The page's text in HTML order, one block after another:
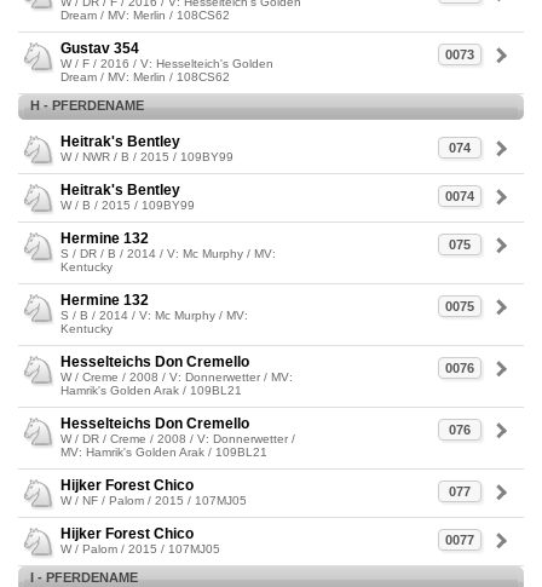
Dream / MV: Merlin / 108CS62
0073
Gustav 354
W / F / 2016 / V: Hesselteich's Golden
Dream / MV: Merlin / 108CS62
H - PFERDENAME
074
Heitrak's Bentley
W / NWR / B / 2015 / 109BY99
0074
Heitrak's Bentley
W / B / 2015 / 109BY99
075
Hermine 132
S / DR / B / 2014 / V: Mc Murphy / MV:
Kentucky
0075
Hermine 132
S / B / 2014 / V: Mc Murphy / MV:
Kentucky
0076
Hesselteichs Don Cremello
W / Creme / 2008 / V: Donnerwetter / MV:
Hamrik's Golden Arak / 109BL21
076
Hesselteichs Don Cremello
W / DR / Creme / 2008 / V: Donnerwetter /
MV: Hamrik's Golden Arak / 109BL21
077
Hijker Forest Chico
W / NF / Palom / 2015 / 107MJ05
0077
Hijker Forest Chico
W / Palom / 2015 / 107MJ05
I - PFERDENAME